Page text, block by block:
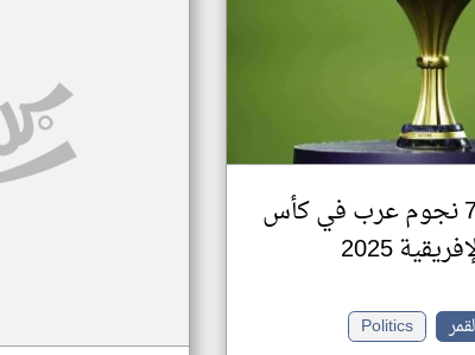
أفضل 7 نجوم عرب في كأس
2025
Politics